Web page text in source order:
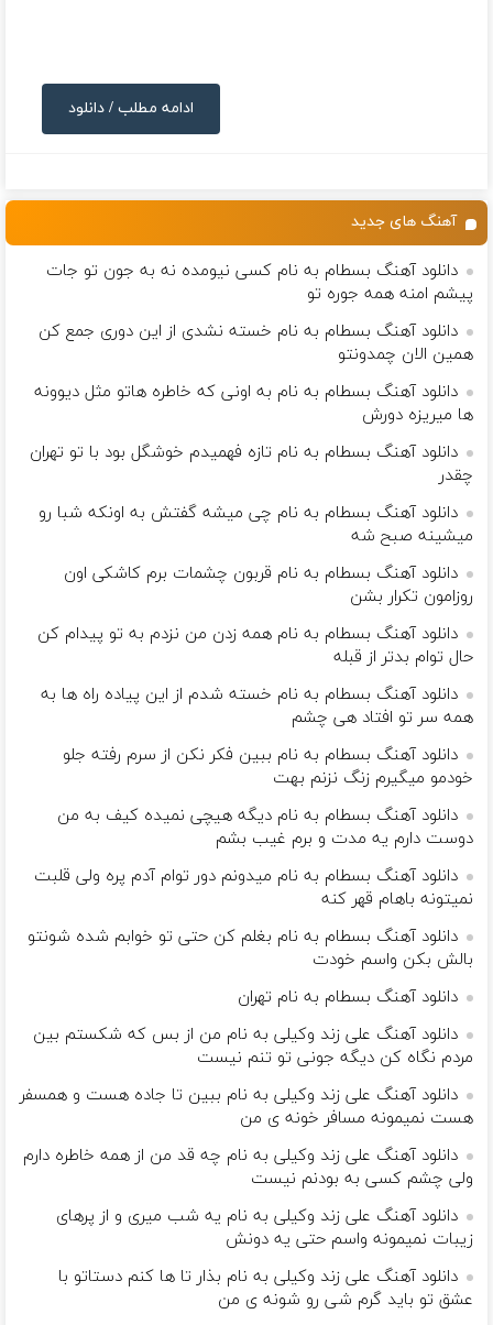
ادامه مطلب / دانلود
آهنگ های جدید
دانلود آهنگ بسطام به نام کسی نیومده نه به جون تو جات
پیشم امنه همه جوره تو
دانلود آهنگ بسطام به نام خسته نشدی از این دوری جمع کن
همین الان چمدونتو
دانلود آهنگ بسطام به نام به اونی که خاطره هاتو مثل دیوونه
ها میریزه دورش
دانلود آهنگ بسطام به نام تازه فهمیدم خوشگل بود با تو تهران
چقدر
دانلود آهنگ بسطام به نام چی میشه گفتش به اونکه شبا رو
میشینه صبح شه
دانلود آهنگ بسطام به نام قربون چشمات برم کاشکی اون
روزامون تکرار بشن
دانلود آهنگ بسطام به نام همه زدن من نزدم به تو پیدام کن
حال توام بدتر از قبله
دانلود آهنگ بسطام به نام خسته شدم از این پیاده راه ها به
همه سر تو افتاد هی چشم
دانلود آهنگ بسطام به نام ببین فکر نکن از سرم رفته جلو
خودمو میگیرم زنگ نزنم بهت
دانلود آهنگ بسطام به نام دیگه هیچی نمیده کیف به من
دوست دارم یه مدت و برم غیب بشم
دانلود آهنگ بسطام به نام میدونم دور توام آدم پره ولی قلبت
نمیتونه باهام قهر کنه
دانلود آهنگ بسطام به نام بغلم کن حتی تو خوابم شده شونتو
بالش بکن واسم خودت
دانلود آهنگ بسطام به نام تهران
دانلود آهنگ علی زند وکیلی به نام من از بس كه شكستم بین
مردم نگاه كن دیگه جونى تو تنم نیست
دانلود آهنگ علی زند وکیلی به نام ببین تا جاده هست و همسفر
هست نمیمونه مسافر خونه ی من
دانلود آهنگ علی زند وکیلی به نام چه قد من از همه خاطره دارم
ولی چشم كسی به بودنم نیست
دانلود آهنگ علی زند وکیلی به نام یه شب میرى و از پرهای
زيبات نمیمونه واسم حتی یه دونش
دانلود آهنگ علی زند وکیلی به نام بذار تا ها كنم دستاتو با
عشق تو باید گرم شی رو شونه ى من